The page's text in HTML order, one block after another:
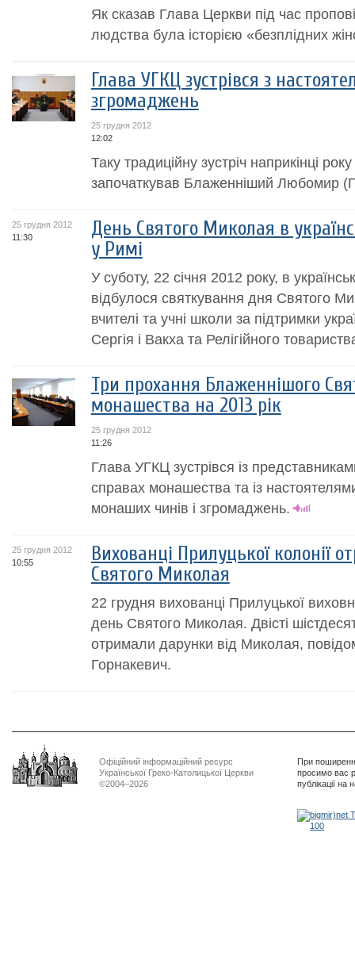
Як сказав Глава Церкви під час
людства була історією «безплідних
Глава УГКЦ зустрівся з
згромаджень
25 грудня 2012
12:02
Таку традиційну зустріч наприкінці
започаткував Блаженніший Любомир
25 грудня 2012
11:30
День Святого Миколая в
у Римі
У суботу, 22 січня 2012 року, в
відбулося святкування дня Святого
вчителі та учні школи за підтримки
Сергія і Вакха та Релігійного
Три прохання Блаженнішого
монашества на 2013 рік
25 грудня 2012
11:26
Глава УГКЦ зустрівся із
справах монашества та із
монаших чинів і згромаджень.
25 грудня 2012
10:55
Вихованці Прилуцької колонії
Святого Миколая
22 грудня вихованці Прилуцької
день Святого Миколая. Двісті
отримали дарунки від Миколая,
Горнакевич.
Офіційний інформаційний ресурс
Української Греко-Католицької Церкви
©2004–2026
При
просимо вас
публікації на